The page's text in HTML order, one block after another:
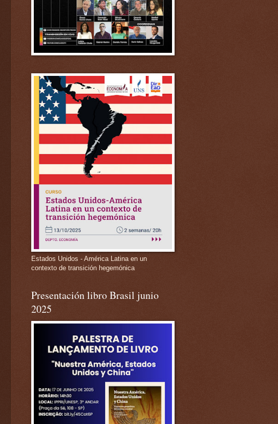
Estados Unidos - América Latina en un
contexto de transición hegemónica
Presentación libro Brasil junio
2025